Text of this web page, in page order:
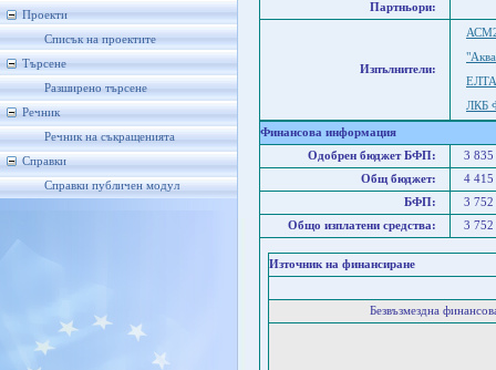
Проекти
Списък на проектите
Търсене
Разширено търсене
Речник
Речник на съкращенията
Справки
Справки публичен модул
Партньори:
Изпълнители:
ЛКБ
Финансова информация
Одобрен бюджет БФП:
3 835
Общ бюджет:
4 415
БФП:
3 752
Общо изплатени средства:
3 752
Източник на финансиране
Безвъзмездна